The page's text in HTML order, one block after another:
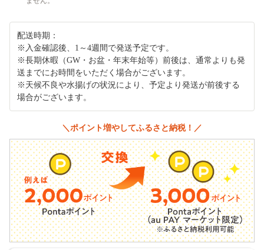
配送時期：
※入金確認後、1～4週間で発送予定です。
※長期休暇（GW・お盆・年末年始等）前後は、通常よりも発
送までにお時間をいただく場合がございます。
※天候不良や水揚げの状況により、予定より発送が前後する
場合がございます。
＼ポイント増やしてふるさと納税！／